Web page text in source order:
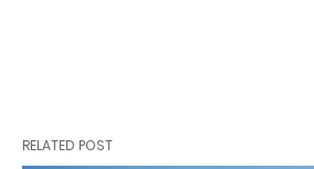
RELATED POST